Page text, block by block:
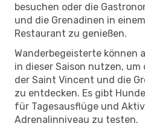
besuchen oder die
und die Grenadinen in
Restaurant zu genießen.
Wanderbegeisterte können
in dieser Saison nutzen,
der Saint Vincent und die
zu entdecken. Es gibt
für Tagesausflüge und
Adrenalinniveau zu testen.